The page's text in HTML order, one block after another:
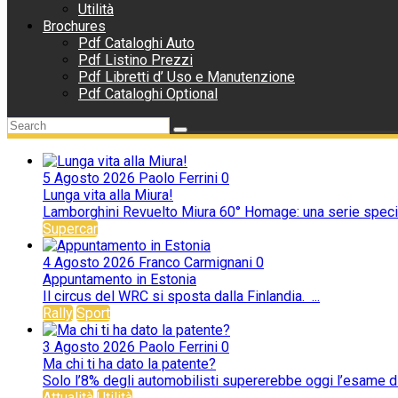
Utilità
Brochures
Pdf Cataloghi Auto
Pdf Listino Prezzi
Pdf Libretti d’ Uso e Manutenzione
Pdf Cataloghi Optional
5 Agosto 2026 Paolo Ferrini 0
Lunga vita alla Miura!
Lamborghini Revuelto Miura 60° Homage: una serie
Supercar
4 Agosto 2026 Franco Carmignani 0
Appuntamento in Estonia
Il circus del WRC si sposta dalla Finlandia. ...
Rally Sport
3 Agosto 2026 Paolo Ferrini 0
Ma chi ti ha dato la patente?
Solo l’8% degli automobilisti supererebbe oggi l’esame